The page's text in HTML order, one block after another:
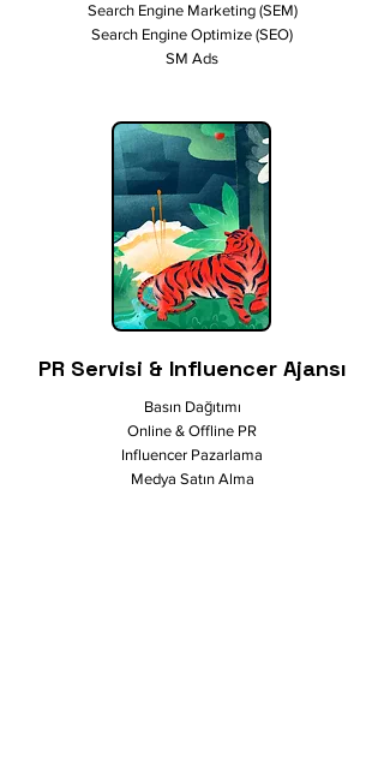
Search Engine Marketing (SEM)
Search Engine Optimize (SEO)
SM Ads
PR Servisi & Influencer Ajansı
Basın Dağıtımı
Online & Offline PR
Influencer Pazarlama
Medya Satın Alma